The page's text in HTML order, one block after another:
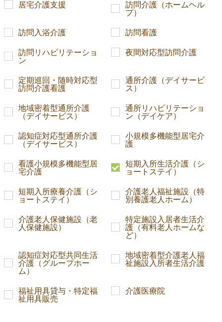
居宅介護支援
訪問介護（ホームヘル
プ）
訪問入浴介護 訪問看護
訪問リハビリテーショ
ン
夜間対応型訪問介護
定期巡回・随時対応型
訪問介護看護
通所介護（デイサービ
ス）
地域密着型通所介護
（デイサービス）
通所リハビリテーショ
ン（デイケア）
認知症対応型通所介護
（デイサービス）
小規模多機能型居宅介
護
看護小規模多機能型居
宅介護
短期入所生活介護（シ
ョートステイ）
短期入所療養介護（シ
ョートステイ）
介護老人福祉施設（特
別養護老人ホーム）
介護老人保健施設（老
人保健施設）
特定施設入居者生活介
護（有料老人ホームな
ど）
認知症対応型共同生活
介護（グループホー
ム）
地域密着型介護老人福
祉施設入所者生活介護
福祉用具貸与・特定福
祉用具販売
介護医療院